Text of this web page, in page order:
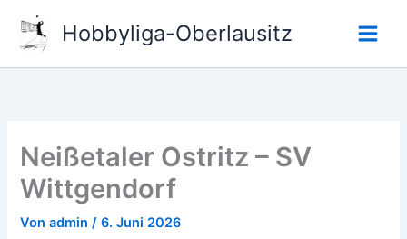
Inhalt
springen
Hobbyliga-Oberlausitz
Neißetaler Ostritz – SV
Wittgendorf
Vonadmin/6. Juni 2026